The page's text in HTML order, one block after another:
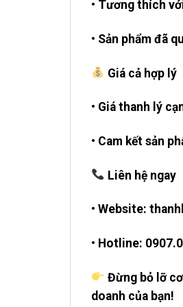
• Tương thích
• Sản phẩm đã
Giá cả hợp lý
• Giá thanh lý
• Cam kết sản
Liên hệ ngay
• Website:
• Hotline:
Đừng bỏ lỡ
doanh của bạn!